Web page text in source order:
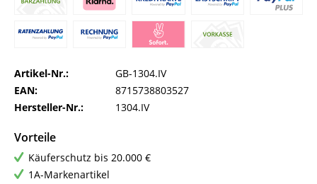
Artikel-Nr.:
GB-1304.IV
EAN:
8715738803527
Hersteller-Nr.:
1304.IV
Vorteile
Käuferschutz bis 20.000 €
1A-Markenartikel